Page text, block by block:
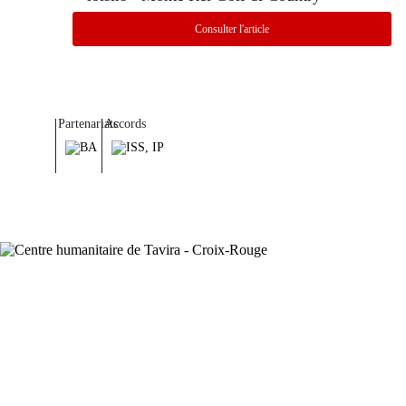
Consulter l'article
PartenariatsAccords